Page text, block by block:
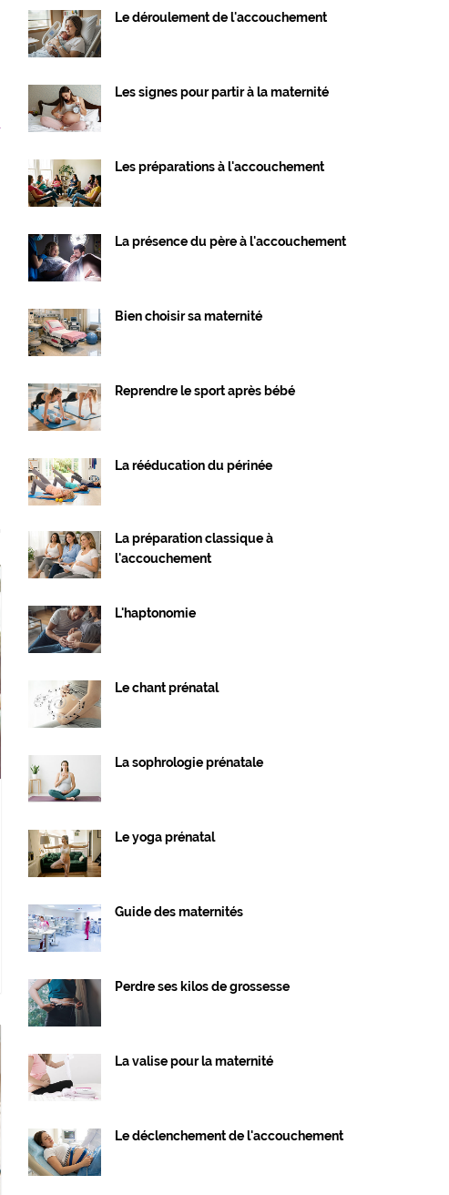
Le déroulement de l'accouchement
Les signes pour partir à la maternité
Les préparations à l'accouchement
La présence du père à l'accouchement
Bien choisir sa maternité
Reprendre le sport après bébé
La rééducation du périnée
La préparation classique à
l'accouchement
L'haptonomie
Le chant prénatal
La sophrologie prénatale
Le yoga prénatal
Guide des maternités
Perdre ses kilos de grossesse
La valise pour la maternité
Le déclenchement de l'accouchement